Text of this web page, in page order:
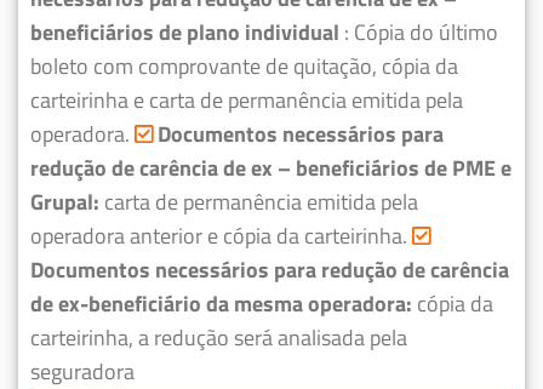
beneficiários de plano individual : Cópia do último
boleto com comprovante de quitação, cópia da
carteirinha e carta de permanência emitida pela
operadora.
Documentos necessários para
redução de carência de ex – beneficiários de PME e
Grupal: carta de permanência emitida pela
operadora anterior e cópia da carteirinha.
Documentos necessários para redução de carência
de ex-beneficiário da mesma operadora: cópia da
carteirinha, a redução será analisada pela
seguradora